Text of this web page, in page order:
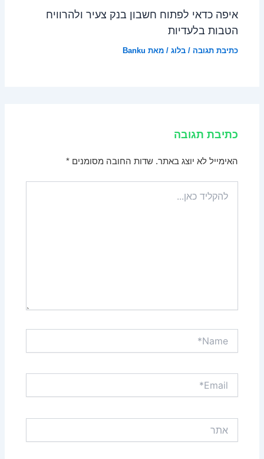
איפה כדאי לפתוח חשבון בנק צעיר ולהרוויח
הטבות בלעדיות
כתיבת תגובה /בלוג / מאת Banku
כתיבת תגובה
האימייל לא יוצג באתר. שדות החובה מסומנים*
כאן...